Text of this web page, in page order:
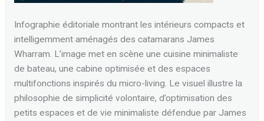
Infographie éditoriale montrant les intérieurs compacts et
intelligemment aménagés des catamarans James
Wharram. L’image met en scène une cuisine minimaliste
de bateau, une cabine optimisée et des espaces
multifonctions inspirés du micro-living. Le visuel illustre la
philosophie de simplicité volontaire, d’optimisation des
petits espaces et de vie minimaliste défendue par James